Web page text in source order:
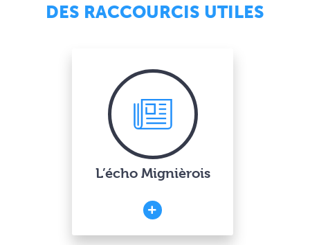
DES RACCOURCIS UTILES
L’écho Mignièrois